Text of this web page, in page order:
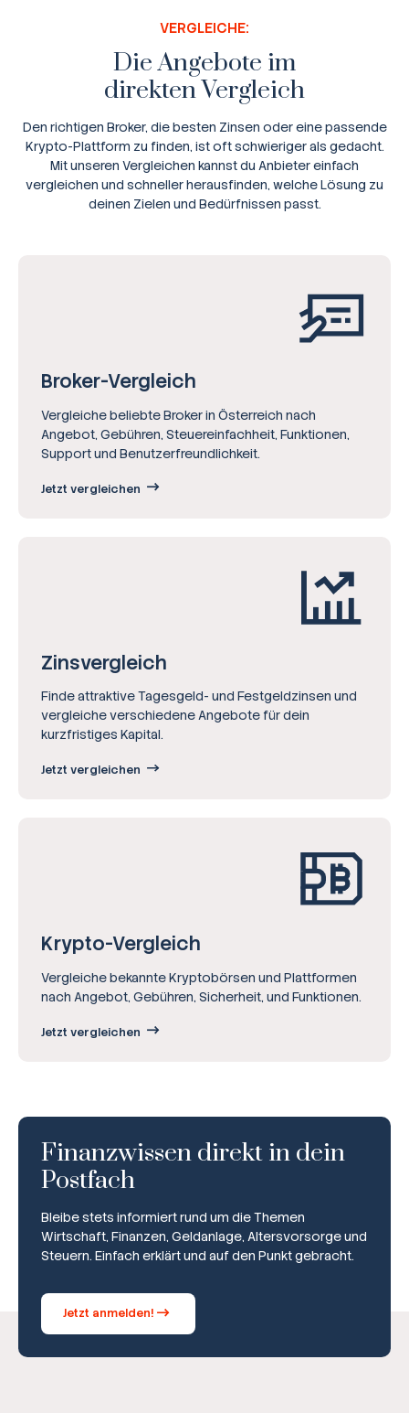
VERGLEICHE:
Die Angebote im
direkten Vergleich
Den richtigen Broker, die besten Zinsen oder eine passende
Krypto-Plattform zu finden, ist oft schwieriger als gedacht.
Mit unseren Vergleichen kannst du Anbieter einfach
vergleichen und schneller herausfinden, welche Lösung zu
deinen Zielen und Bedürfnissen passt.
Broker-Vergleich
Vergleiche beliebte Broker in Österreich nach
Angebot, Gebühren, Steuereinfachheit, Funktionen,
Support und Benutzerfreundlichkeit.
Jetzt vergleichen
Zinsvergleich
Finde attraktive Tagesgeld- und Festgeldzinsen und
vergleiche verschiedene Angebote für dein
kurzfristiges Kapital.
Jetzt vergleichen
Krypto-Vergleich
Vergleiche bekannte Kryptobörsen und Plattformen
nach Angebot, Gebühren, Sicherheit, und Funktionen.
Jetzt vergleichen
Finanzwissen direkt in dein
Postfach
Bleibe stets informiert rund um die Themen
Wirtschaft, Finanzen, Geldanlage, Altersvorsorge und
Steuern. Einfach erklärt und auf den Punkt gebracht.
Jetzt anmelden!